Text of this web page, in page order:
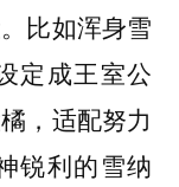
比如浑身雪
定成王室公
，适配努力
锐利的雪纳